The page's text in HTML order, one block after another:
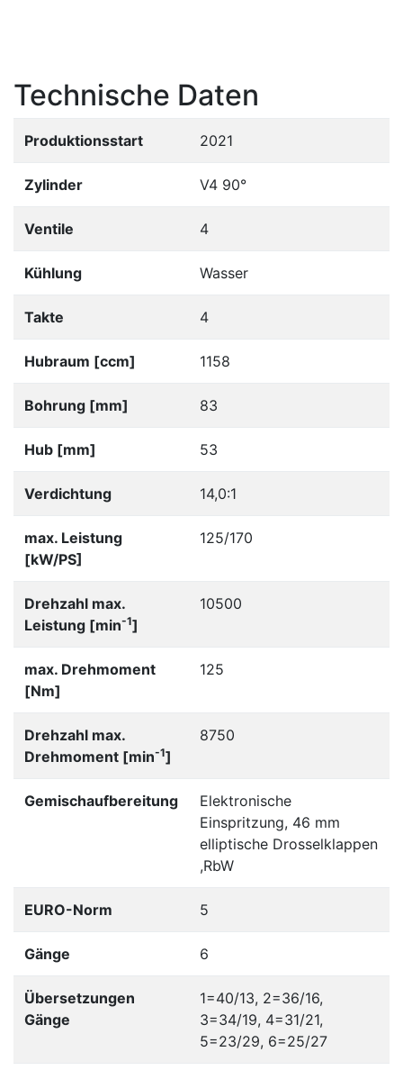
Technische Daten
Produktionsstart 2021
Zylinder V4 90°
Ventile 4
Kühlung Wasser
Takte 4
Hubraum [ccm] 1158
Bohrung [mm] 83
Hub [mm] 53
Verdichtung 14,0:1
max. Leistung
[kW/PS]
125/170
Drehzahl max.
Leistung [min-1]
10500
max. Drehmoment
[Nm]
125
Drehzahl max.
Drehmoment [min-1]
8750
Gemischaufbereitung
Elektronische
Einspritzung, 46 mm
elliptische Drosselklappen
,RbW
EURO-Norm 5
Gänge 6
Übersetzungen
Gänge
1=40/13, 2=36/16,
3=34/19, 4=31/21,
5=23/29, 6=25/27